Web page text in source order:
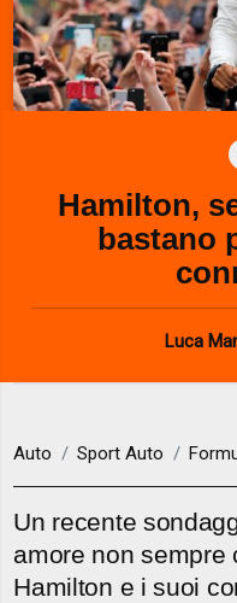
Hamilton,
bastano
Luca
Auto Sport Auto
Un recente
amore non sempre
Hamilton e i suoi